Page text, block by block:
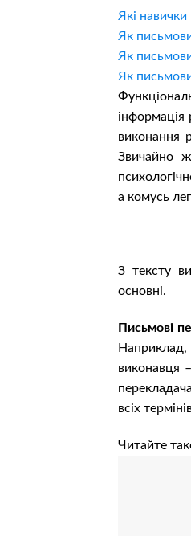
Які
Як
Як
Як
інформація
виконання
Звичайно
а комусь
З тексту
основні.
Письмові
виконавця
всіх
Читайте